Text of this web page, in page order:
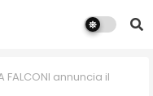
FALCONI annuncia il